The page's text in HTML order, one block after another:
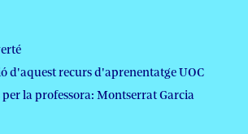
d'aquest recurs d'aprenentatge UOC
la professora: Montserrat Garcia